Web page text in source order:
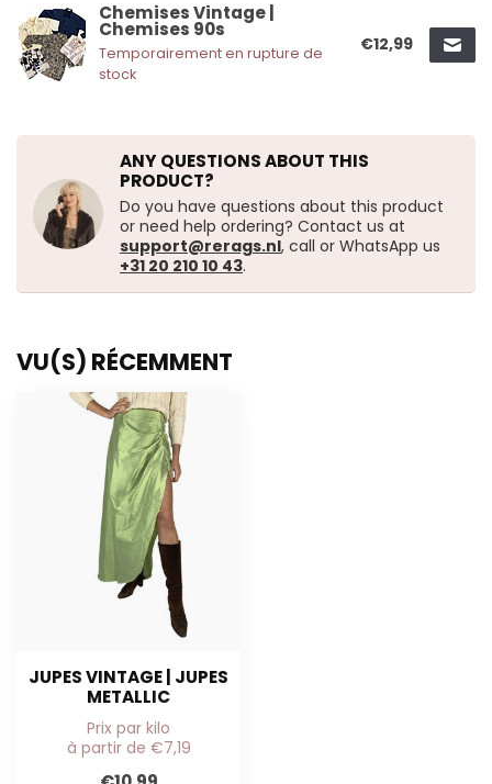
Chemises Vintage |
Chemises 90s
Temporairement en rupture de
stock
€12,99
ANY QUESTIONS ABOUT THIS
PRODUCT?
Do you have questions about this product
or need help ordering? Contact us at
support@rerags.nl, call or WhatsApp us
+31 20 210 10 43.
VU(S) RÉCEMMENT
JUPES VINTAGE | JUPES
METALLIC
Prix par kilo
à partir de €7,19